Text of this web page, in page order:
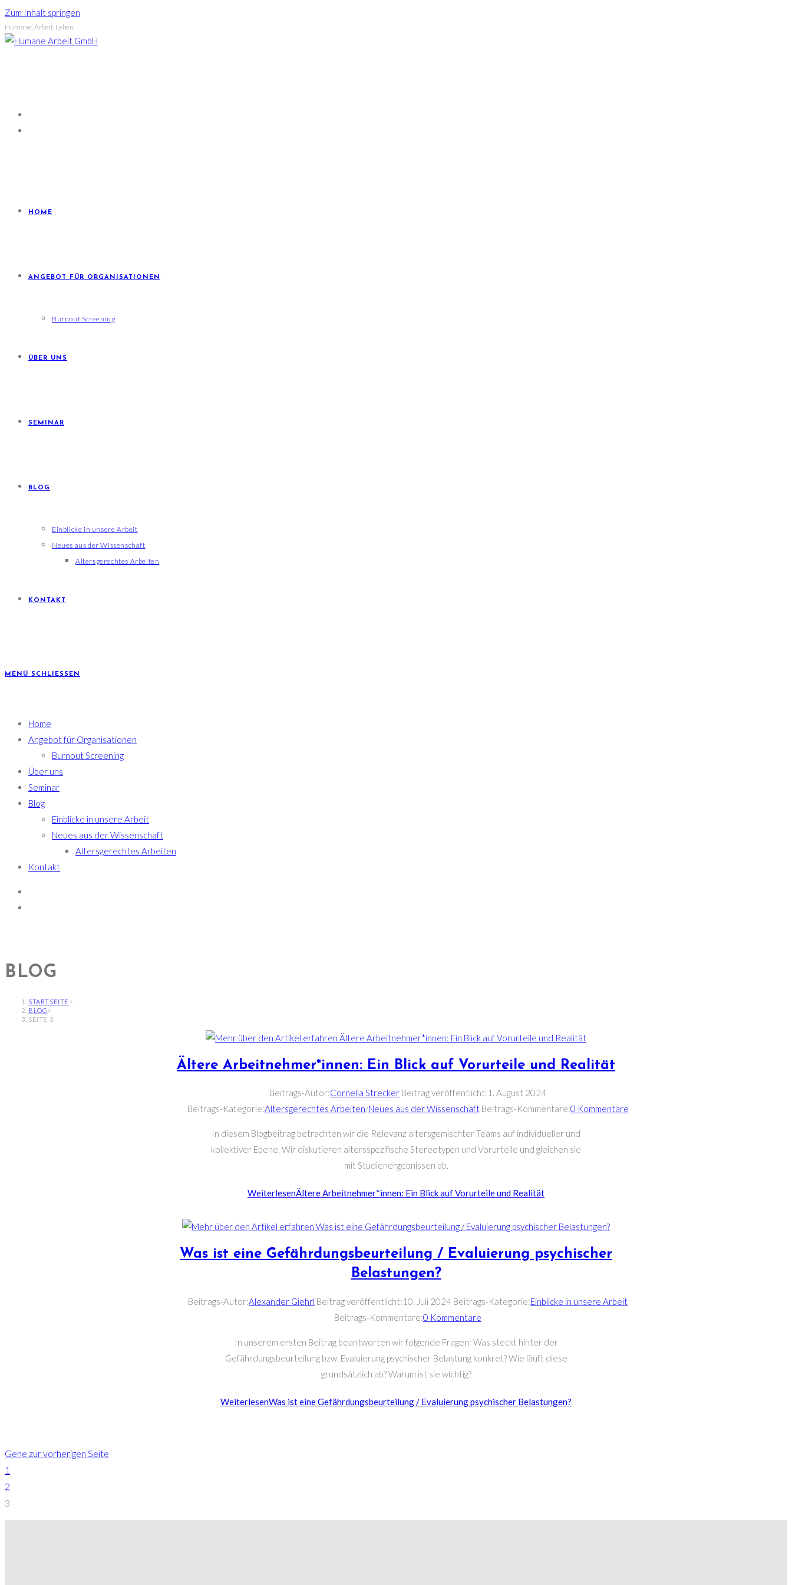
Zum Inhalt springen
Humane. Arbeit. Leben.
HOME
ANGEBOT FÜR ORGANISATIONEN
Burnout Screening
ÜBER UNS
SEMINAR
BLOG
Einblicke in unsere Arbeit
Neues aus der Wissenschaft
Altersgerechtes Arbeiten
KONTAKT
MENÜ SCHLIESSEN
Home
Angebot für Organisationen
Burnout Screening
Über uns
Seminar
Blog
Einblicke in unsere Arbeit
Neues aus der Wissenschaft
Altersgerechtes Arbeiten
Kontakt
BLOG
STARTSEITE >
BLOG >
SEITE 3
Ältere Arbeitnehmer*innen: Ein Blick auf Vorurteile und Realität
Beitrags-Autor:Cornelia Strecker Beitrag veröffentlicht:1. August 2024
Beitrags-Kategorie:Altersgerechtes Arbeiten/Neues aus der Wissenschaft Beitrags-Kommentare:0 Kommentare
In diesem Blogbeitrag betrachten wir die Relevanz altersgemischter Teams auf individueller und
kollektiver Ebene. Wir diskutieren altersspezifische Stereotypen und Vorurteile und gleichen sie
mit Studienergebnissen ab.
WeiterlesenÄltere Arbeitnehmer*innen: Ein Blick auf Vorurteile und Realität
Was ist eine Gefährdungsbeurteilung / Evaluierung psychischer
Belastungen?
Beitrags-Autor:Alexander Giehrl Beitrag veröffentlicht:10. Juli 2024 Beitrags-Kategorie:Einblicke in unsere Arbeit
Beitrags-Kommentare:0 Kommentare
In unserem ersten Beitrag beantworten wir folgende Fragen: Was steckt hinter der
Gefährdungsbeurteilung bzw. Evaluierung psychischer Belastung konkret? Wie läuft diese
grundsätzlich ab? Warum ist sie wichtig?
WeiterlesenWas ist eine Gefährdungsbeurteilung / Evaluierung psychischer Belastungen?
Gehe zur vorherigen Seite
1
2
3